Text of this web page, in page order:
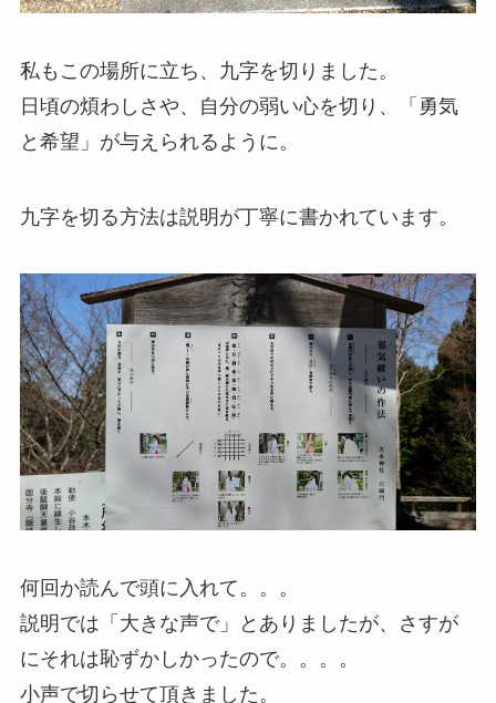
私もこの場所に立ち、九字を切りました。
日頃の煩わしさや、自分の弱い心を切り、「勇気
と希望」が与えられるように。
九字を切る方法は説明が丁寧に書かれています。
何回か読んで頭に入れて。。。
説明では「大きな声で」とありましたが、さすが
にそれは恥ずかしかったので。。。。
小声で切らせて頂きました。